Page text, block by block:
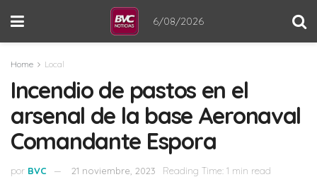
6/08/2026
Home Local
Incendio de pastos en el
arsenal de la base Aeronaval
Comandante Espora
por BVC 21 noviembre, 2023 Reading Time: 1 min read